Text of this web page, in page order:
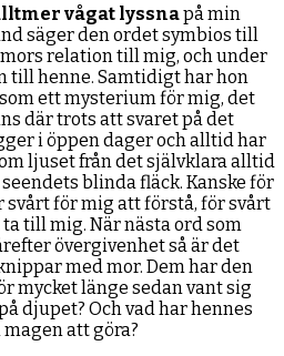
vågat lyssnapå min
säger den ordet symbios till
relation till mig, och under
till henne. Samtidigt har hon
ett mysterium för mig, det
där trots att svaret på det
i öppen dager och alltid har
ljuset från det självklara alltid
blinda fläck. Kanske för
för mig att förstå, för svårt
till mig. När nästa ord som
övergivenhet så är det
med mor. Dem har den
mycket länge sedan vant sig
djupet? Och vad har hennes
att göra?